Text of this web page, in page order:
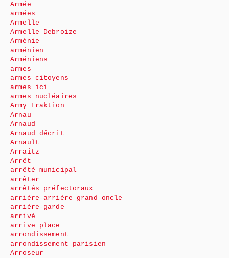
Armée
armées
Armelle
Armelle Debroize
Arménie
arménien
Arméniens
armes
armes citoyens
armes ici
armes nucléaires
Army Fraktion
Arnau
Arnaud
Arnaud décrit
Arnault
Arraitz
Arrêt
arrêté municipal
arrêter
arrêtés préfectoraux
arrière-arrière grand-oncle
arrière-garde
arrivé
arrive place
arrondissement
arrondissement parisien
Arroseur